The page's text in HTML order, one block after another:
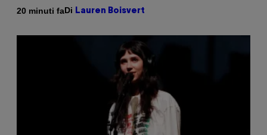
20 minuti faDi Lauren Boisvert